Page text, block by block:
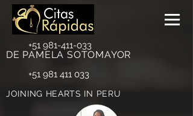
+51 981-411-033
DE PAMELA SOTOMAYOR
+51 981 411 033
JOINING HEARTS IN PERU